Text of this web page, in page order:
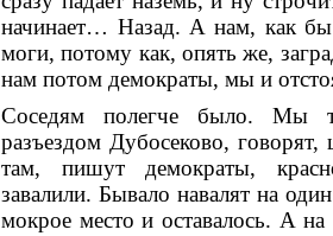
начинает… Назад. А нам, как
моги, потому как, опять же,
нам потом демократы, мы и
Соседям полегче было. Мы
разъездом Дубосеково,
там, пишут демократы,
завалили. Бывало навалят на
мокрое место и оставалось. А